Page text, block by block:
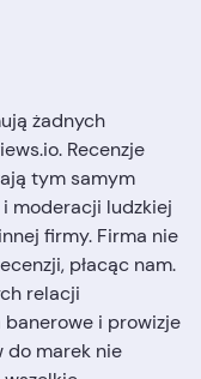
żadnych
Recenzje
tym samym
moderacji ludzkiej
firmy. Firma nie
płacąc nam.
relacji
i prowizje
do marek nie